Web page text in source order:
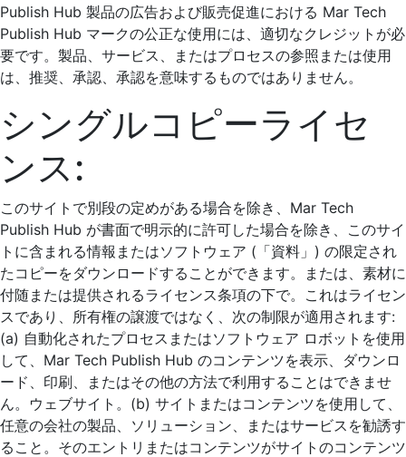
Publish Hub 製品の広告および販売促進における Mar Tech
Publish Hub マークの公正な使用には、適切なクレジットが必
要です。製品、サービス、またはプロセスの参照または使用
は、推奨、承認、承認を意味するものではありません。
シングルコピーライセ
ンス:
このサイトで別段の定めがある場合を除き、Mar Tech
Publish Hub が書面で明示的に許可した場合を除き、このサイ
トに含まれる情報またはソフトウェア (「資料」) の限定され
たコピーをダウンロードすることができます。または、素材に
付随または提供されるライセンス条項の下で。これはライセン
スであり、所有権の譲渡ではなく、次の制限が適用されます:
(a) 自動化されたプロセスまたはソフトウェア ロボットを使用
して、Mar Tech Publish Hub のコンテンツを表示、ダウンロ
ード、印刷、またはその他の方法で利用することはできませ
ん。ウェブサイト。(b) サイトまたはコンテンツを使用して、
任意の会社の製品、ソリューション、またはサービスを勧誘す
ること。そのエントリまたはコンテンツがサイトのコンテンツ